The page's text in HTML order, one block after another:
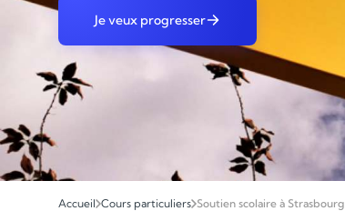
Je veux progresser
Accueil Cours particuliers Soutien scolaire à Strasbourg